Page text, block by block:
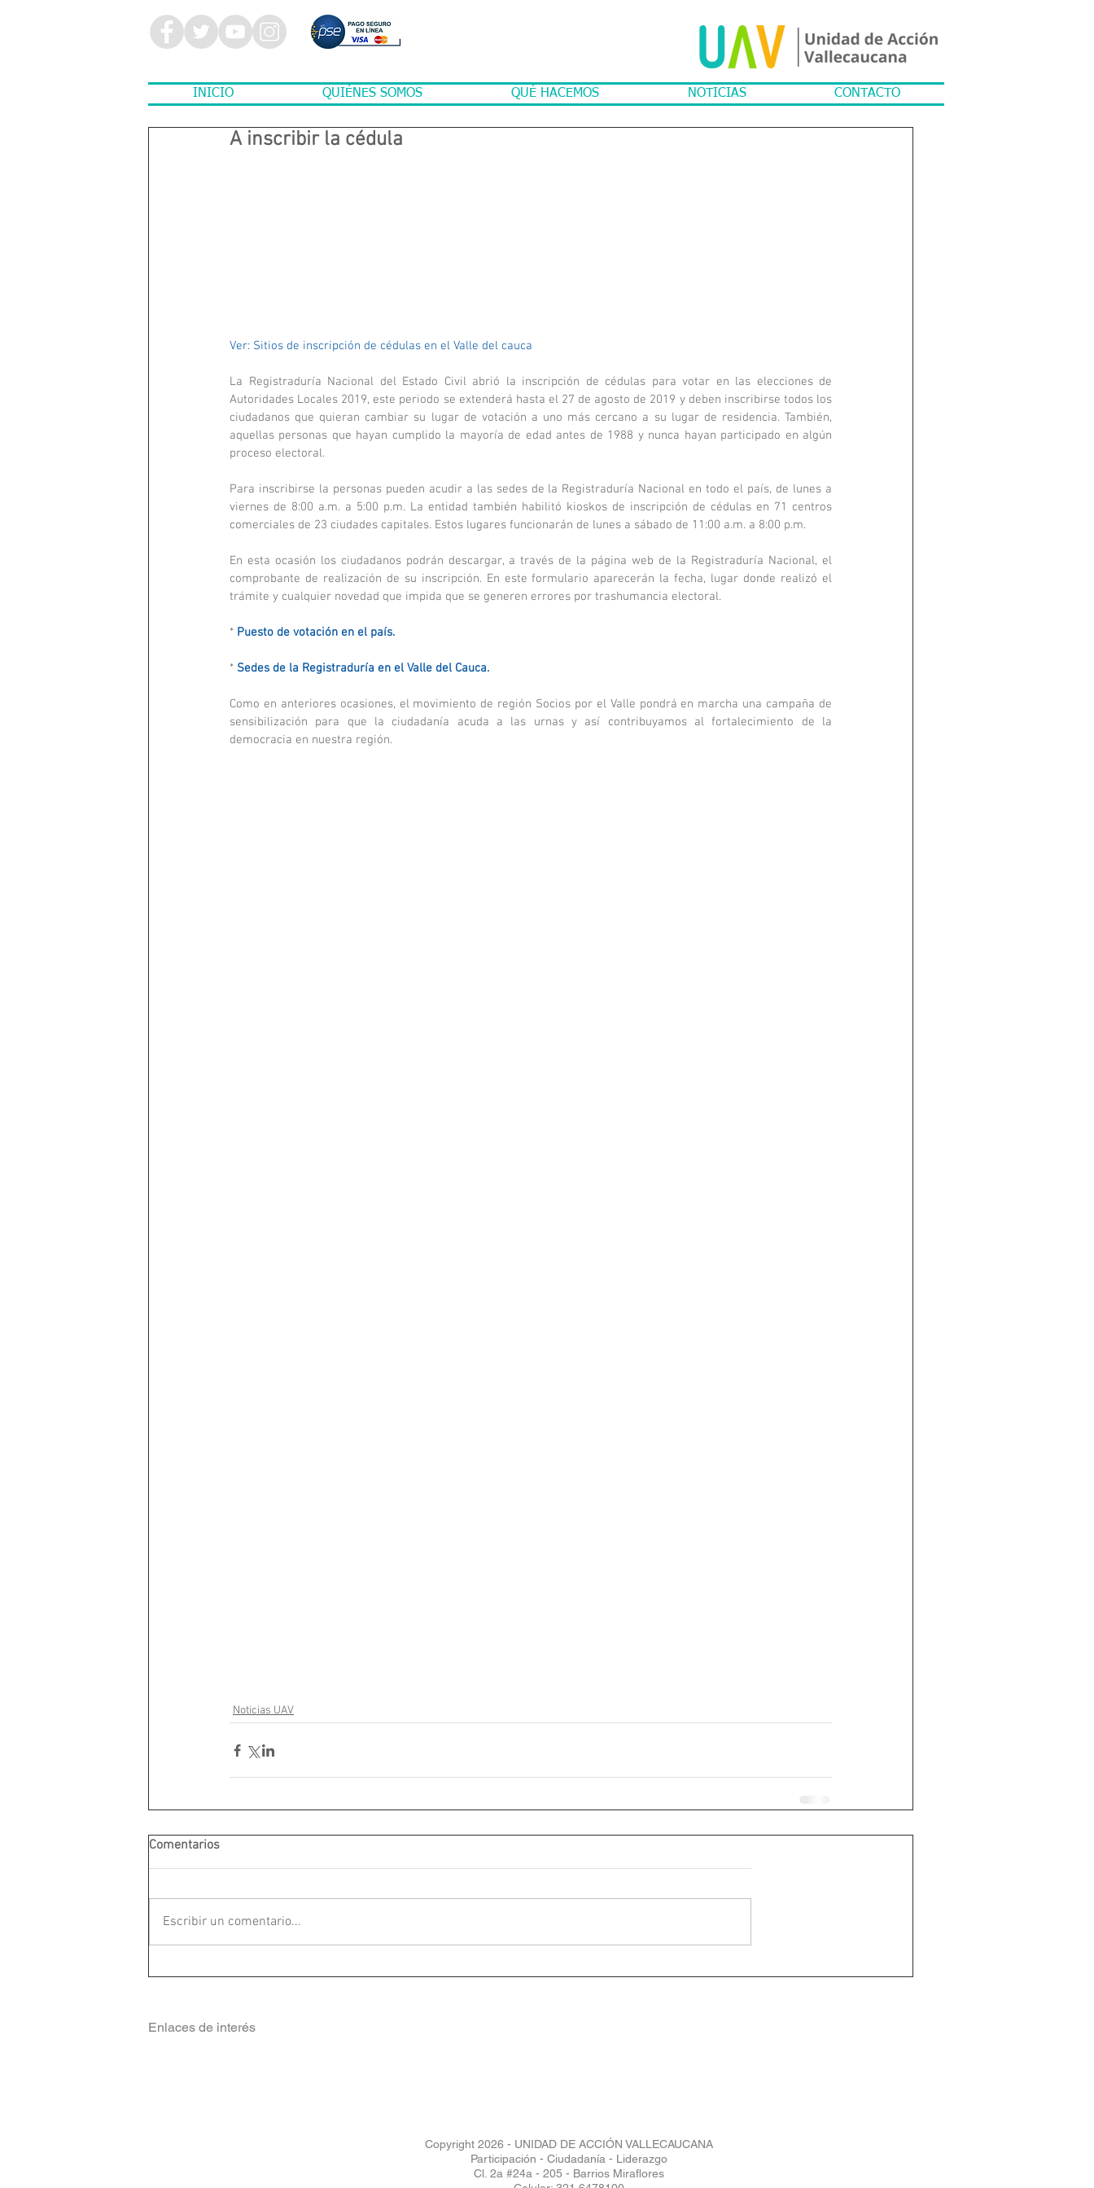
INICIO QUIÉNES SOMOS QUÉ HACEMOS NOTICIAS CONTACTO
A inscribir la cédula
Ver: Sitios de inscripción de cédulas en el Valle del cauca
La Registraduría Nacional del Estado Civil abrió la inscripción de cédulas para votar en las elecciones de
Autoridades Locales 2019, este periodo se extenderá hasta el 27 de agosto de 2019 y deben inscribirse todos los
ciudadanos que quieran cambiar su lugar de votación a uno más cercano a su lugar de residencia. También,
aquellas personas que hayan cumplido la mayoría de edad antes de 1988 y nunca hayan participado en algún
proceso electoral.
Para inscribirse la personas pueden acudir a las sedes de la Registraduría Nacional en todo el país, de lunes a
viernes de 8:00 a.m. a 5:00 p.m. La entidad también habilitó kioskos de inscripción de cédulas en 71 centros
comerciales de 23 ciudades capitales. Estos lugares funcionarán de lunes a sábado de 11:00 a.m. a 8:00 p.m.
En esta ocasión los ciudadanos podrán descargar, a través de la página web de la Registraduría Nacional, el
comprobante de realización de su inscripción. En este formulario aparecerán la fecha, lugar donde realizó el
trámite y cualquier novedad que impida que se generen errores por trashumancia electoral.
* Puesto de votación en el país.
* Sedes de la Registraduría en el Valle del Cauca.
Como en anteriores ocasiones, el movimiento de región Socios por el Valle pondrá en marcha una campaña de
sensibilización para que la ciudadanía acuda a las urnas y así contribuyamos al fortalecimiento de la
democracia en nuestra región.
Noticias UAV
Comentarios
Escribir un comentario...
Enlaces de interés
Copyright 2026 - UNIDAD DE ACCIÓN VALLECAUCANA
Participación - Ciudadanía - Liderazgo
Cl. 2a #24a - 205 - Barrios Miraflores